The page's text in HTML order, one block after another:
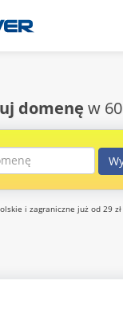
domenę w
i zagraniczne już od 29